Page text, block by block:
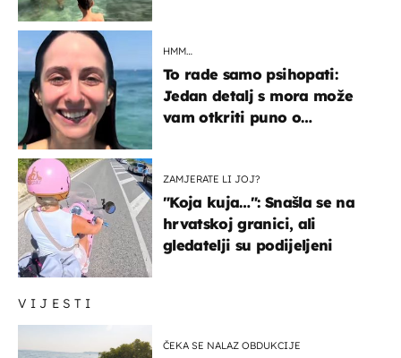
VIJESTI
ČEKA SE NALAZ OBDUKCIJE
HMM…
To rade samo psihopati:
Jedan detalj s mora može
vam otkriti puno o
ZAMJERATE LI JOJ?
"Koja kuja…": Snašla se na
hrvatskoj granici, ali
gledatelji su podijeljeni